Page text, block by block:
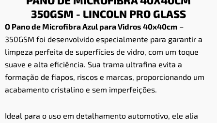
350GSM - LINCOLN PRO GLASS
O Pano de Microfibra Azul para Vidros 40x40cm –
350GSM foi desenvolvido especialmente para garantir a
limpeza perfeita de superfícies de vidro, com um toque
suave e alta eficiência. Sua trama ultrafina evita a
formação de fiapos, riscos e marcas, proporcionando um
acabamento cristalino e sem imperfeições.
Ideal para o uso em detalhamento automotivo, ele alia